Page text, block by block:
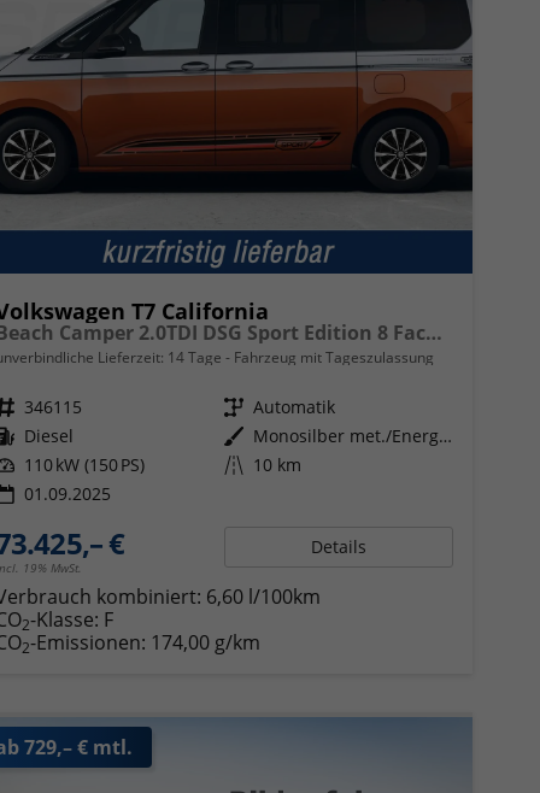
T7 California
Beach Camper 2.0TDI DSG Sport Edition 8 Fach GV5 High+
Lieferzeit: 14 Tage Fahrzeug mit Tageszulassung
Fahrzeugnr. 346115 Getriebe Automatik
Kraftstoff Diesel Außenfarbe
Monosilber met./Energetic Orange met. Dach Schwarz
Leistung 110 kW (150 PS) Kilometerstand 10 km
01.09.2025
€
19% MwSt.
Details
kombiniert: 6,60 l/100km
2-Klasse: F
2-Emissionen: 174,00 g/km
729,– € mtl.